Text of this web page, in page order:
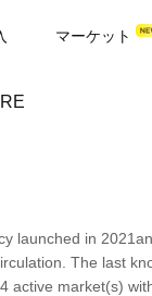
マーケット
launched in
The last
active market(s)